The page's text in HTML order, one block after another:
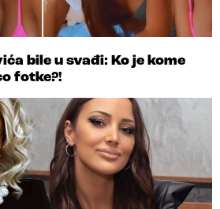
bile u svađi: Ko je kome
fotke?!